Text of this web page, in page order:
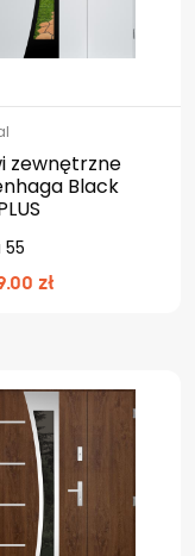
zewnętrzne
Black
zł